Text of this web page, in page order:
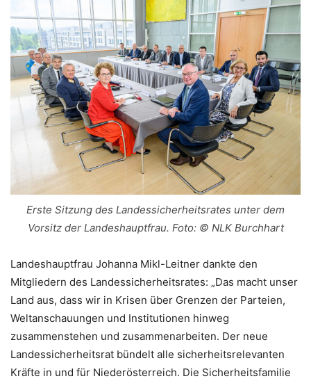
Erste Sitzung des Landessicherheitsrates unter dem
Vorsitz der Landeshauptfrau. Foto: © NLK Burchhart
Landeshauptfrau Johanna Mikl-Leitner dankte den
Mitgliedern des Landessicherheitsrates: „Das macht unser
Land aus, dass wir in Krisen über Grenzen der Parteien,
Weltanschauungen und Institutionen hinweg
zusammenstehen und zusammenarbeiten. Der neue
Landessicherheitsrat bündelt alle sicherheitsrelevanten
Kräfte in und für Niederösterreich. Die Sicherheitsfamilie